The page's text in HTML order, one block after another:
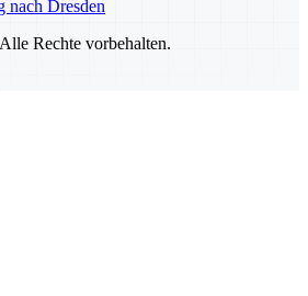
nach Dresden
Rechte vorbehalten.